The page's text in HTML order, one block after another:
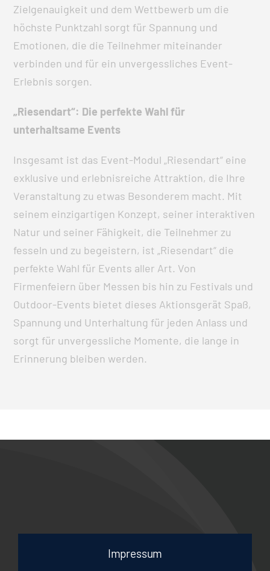
Zielgenauigkeit und dem Wettbewerb um die
höchste Punktzahl sorgt für Spannung und
Emotionen, die die Teilnehmer miteinander
verbinden und für ein unvergessliches Event-
Erlebnis sorgen.
„Riesendart“: Die perfekte Wahl für
unterhaltsame Events
Insgesamt ist das Event-Modul „Riesendart“ eine
exklusive und erlebnisreiche Attraktion, die Ihre
Veranstaltung zu etwas Besonderem macht. Mit
seinem einzigartigen Konzept, seiner interaktiven
Natur und seiner Fähigkeit, die Teilnehmer zu
fesseln und zu begeistern, ist „Riesendart“ die
perfekte Wahl für Events aller Art. Von
Firmenfeiern über Messen bis hin zu Festivals und
Outdoor-Events bietet dieses Aktionsgerät Spaß,
Spannung und Unterhaltung für jeden Anlass und
sorgt für unvergessliche Momente, die lange in
Erinnerung bleiben werden.
Impressum